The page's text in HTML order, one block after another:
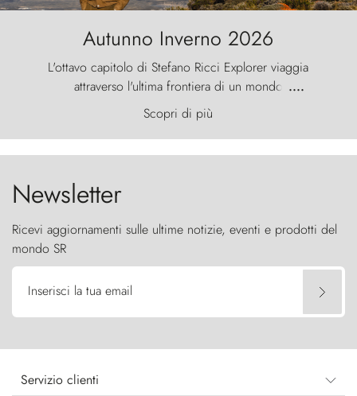
Autunno Inverno 2026
L'ottavo capitolo di Stefano Ricci Explorer viaggia
attraverso l'ultima frontiera di un mondo
primordiale, dove il vento scolpisce la natura con
furia ancestrale e le Torres del Paine sfidano il
cielo come sentinelle di pietra.
....
Scopri di più
Newsletter
Ricevi aggiornamenti sulle ultime notizie, eventi e prodotti del
mondo SR
Inserisci la tua email
Servizio clienti